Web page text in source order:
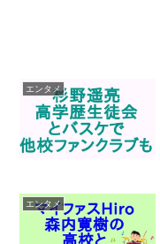
エンタメ
エンタメ